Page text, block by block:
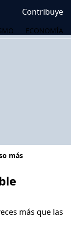
Contribuye
ECONOMÍA
más
más que las